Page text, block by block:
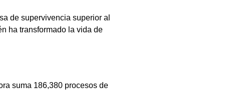
de supervivencia superior al
ha transformado la vida de
suma 186,380 procesos de